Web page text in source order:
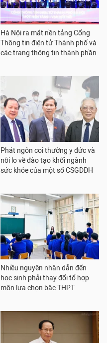
Hà Nội ra mắt nền tảng Cổng
Thông tin điện tử Thành phố và
các trang thông tin thành phần
Phát ngôn coi thường y đức và
nỗi lo về đào tạo khối ngành
sức khỏe của một số CSGDĐH
Nhiều nguyên nhân dẫn đến
học sinh phải thay đổi tổ hợp
môn lựa chọn bậc THPT